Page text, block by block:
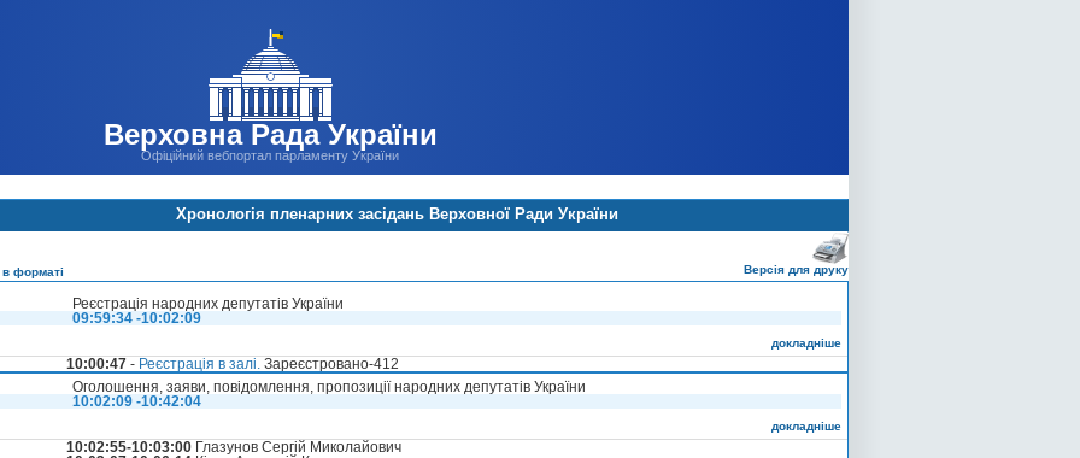
Верховна Рада України
Офіційний вебпортал парламенту України
Хронологія пленарних засідань Верховної Ради України
в форматі
Версія для друку
Реєстрація народних депутатів України
09:59:34 -10:02:09
докладніше
10:00:47 - Реєстрація в залі. Зареєстровано-412
Оголошення, заяви, повідомлення, пропозиції народних депутатів України
10:02:09 -10:42:04
докладніше
10:02:55-10:03:00 Глазунов Сергій Миколайович